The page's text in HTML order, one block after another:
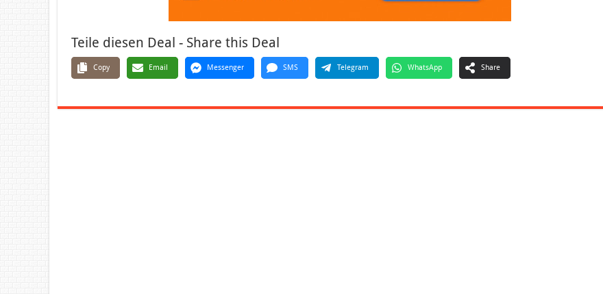
Teile diesen Deal - Share this Deal
Copy Email Messenger SMS Telegram WhatsApp Share